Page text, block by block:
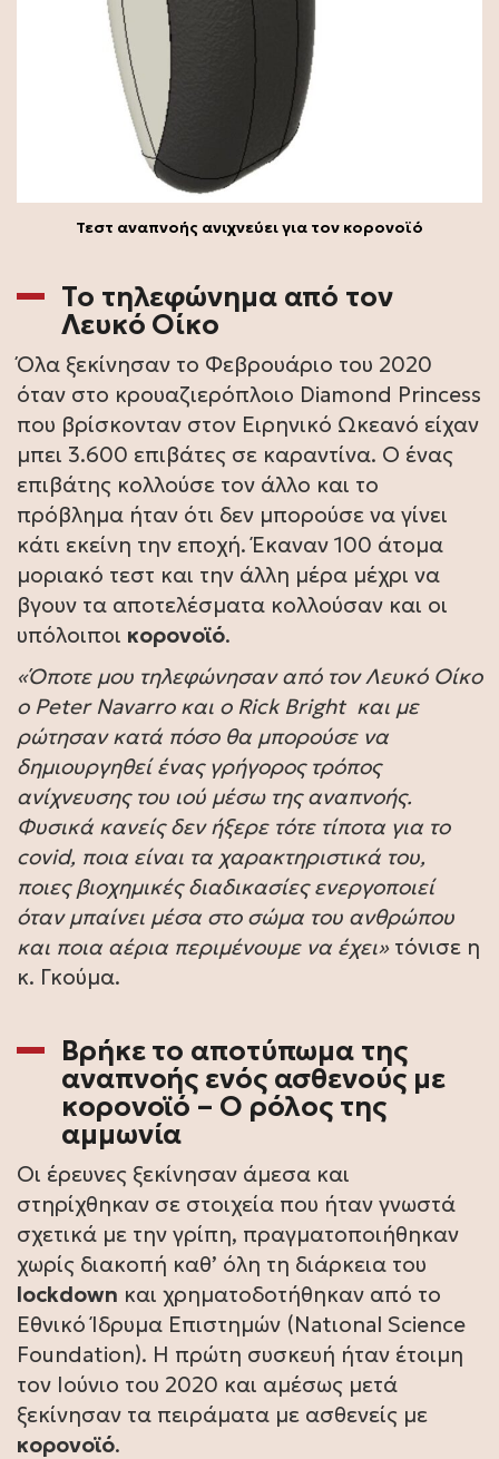
Τεστ αναπνοής ανιχνεύει για τον κορονοϊό
Το τηλεφώνημα από τον
Λευκό Οίκο
Όλα ξεκίνησαν το Φεβρουάριο του 2020
όταν στο κρουαζιερόπλοιο Diamond Princess
που βρίσκονταν στον Ειρηνικό Ωκεανό είχαν
μπει 3.600 επιβάτες σε καραντίνα. Ο ένας
επιβάτης κολλούσε τον άλλο και το
πρόβλημα ήταν ότι δεν μπορούσε να γίνει
κάτι εκείνη την εποχή. Έκαναν 100 άτομα
μοριακό τεστ και την άλλη μέρα μέχρι να
βγουν τα αποτελέσματα κολλούσαν και οι
υπόλοιποι κορονοϊό.
«Όποτε μου τηλεφώνησαν από τον Λευκό Οίκο
ο Peter Navarro και ο Rick Bright και με
ρώτησαν κατά πόσο θα μπορούσε να
δημιουργηθεί ένας γρήγορος τρόπος
ανίχνευσης του ιού μέσω της αναπνοής.
Φυσικά κανείς δεν ήξερε τότε τίποτα για το
covid, ποια είναι τα χαρακτηριστικά του,
ποιες βιοχημικές διαδικασίες ενεργοποιεί
όταν μπαίνει μέσα στο σώμα του ανθρώπου
και ποια αέρια περιμένουμε να έχει»τόνισε η
κ. Γκούμα.
Βρήκε το αποτύπωμα της
αναπνοής ενός ασθενούς με
κορονοϊό – Ο ρόλος της
αμμωνία
Οι έρευνες ξεκίνησαν άμεσα και
στηρίχθηκαν σε στοιχεία που ήταν γνωστά
σχετικά με την γρίπη, πραγματοποιήθηκαν
χωρίς διακοπή καθ’ όλη τη διάρκεια του
lockdown και χρηματοδοτήθηκαν από το
Εθνικό Ίδρυμα Επιστημών (Νatιonal Science
Foundation). Η πρώτη συσκευή ήταν έτοιμη
τον Ιούνιο του 2020 και αμέσως μετά
ξεκίνησαν τα πειράματα με ασθενείς με
κορονοϊό.